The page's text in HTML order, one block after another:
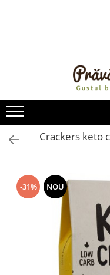
ULEIURI ȘI UNTURI
MĂSLINE
NUCI ȘI SEMINȚE
FRUCTE DESHIDRATATE
ÎNDULCITORI NATURALI /
FRUCTE LA CONSERVĂ
OȚETURI ȘI SOSURI
FĂINĂ FĂRĂ GLUTEN
BĂUTURI / LAPTE
OREZ ȘI CEREALE
Crackers keto
-31% NOU